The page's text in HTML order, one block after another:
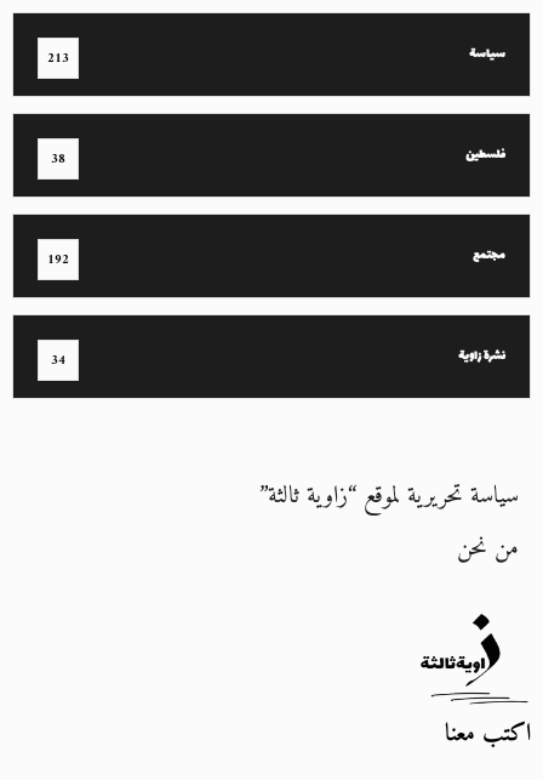
سياسة 213
فلسطين 38
مجتمع 192
نشرة زاوية 34
سياسة تحريرية لموقع “زاوية ثالثة”
من نحن
اكتب معنا